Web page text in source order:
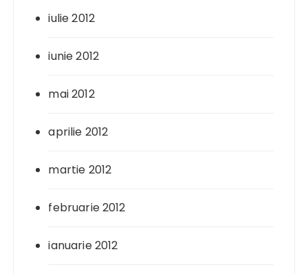
iulie 2012
iunie 2012
mai 2012
aprilie 2012
martie 2012
februarie 2012
ianuarie 2012